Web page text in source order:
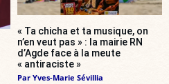
« Ta chicha et ta musique, on
n’en veut pas » : la mairie RN
d’Agde face à la meute
« antiraciste »
Par Yves-Marie Sévillia